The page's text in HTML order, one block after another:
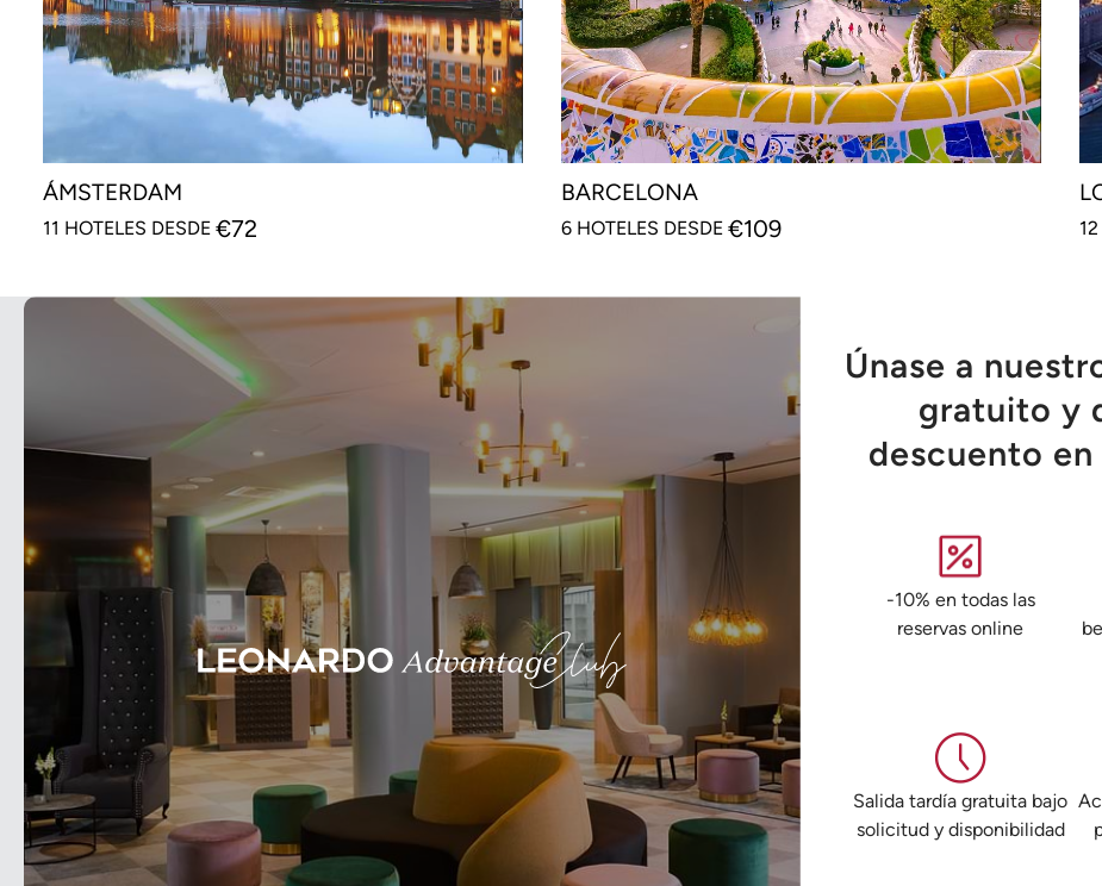
ÁMSTERDAM
11 HOTELES DESDE €72
BARCELONA
6 HOTELES DESDE €109
Únase a
gratuito y
descuento
-10% en todas las
reservas online
Salida tardía gratuita bajo
solicitud y disponibilidad